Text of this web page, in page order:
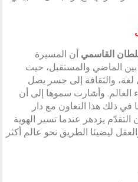
القاسمي أن المسيرة
بين الماضي والمستقبل، حيث
لغة، والثقافة إلى جسر يصل
العالم. وأشارت سموها إلى أن
في ذلك هذا التعاون مع دار
التقدّم يزدهر عندما تسير الهوية
ليضيئا الطريق نحو عالم أكثر